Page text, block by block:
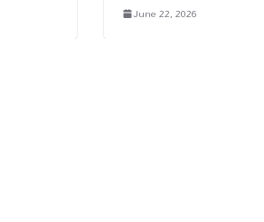
June 22, 2026